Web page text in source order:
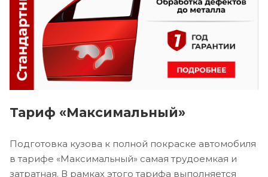
Тариф «Максимальный»
Подготовка кузова к полной покраске автомобиля
в тарифе «Максимальный» самая трудоемкая и
затратная. В рамках этого тарифа выполняется